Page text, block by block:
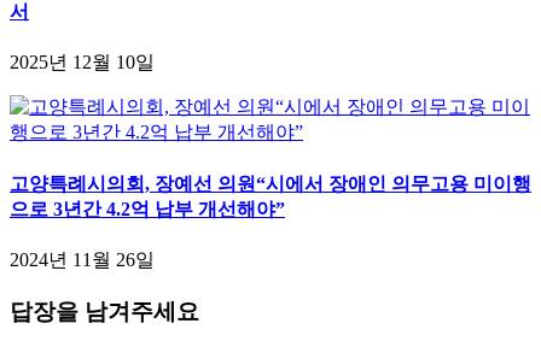
서
2025년 12월 10일
고양특례시의회, 장예선 의원“시에서 장애인 의무고용 미이행
으로 3년간 4.2억 납부 개선해야”
2024년 11월 26일
답장을 남겨주세요